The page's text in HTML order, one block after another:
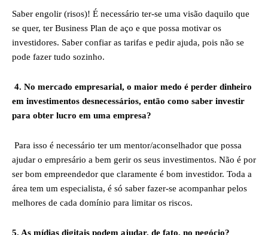
Saber engolir (risos)! É necessário ter-se uma visão daquilo que
se quer, ter Business Plan de aço e que possa motivar os
investidores. Saber confiar as tarifas e pedir ajuda, pois não se
pode fazer tudo sozinho.
4. No mercado empresarial, o maior medo é perder dinheiro
em investimentos desnecessários, então como saber investir
para obter lucro em uma empresa?
Para isso é necessário ter um mentor/aconselhador que possa
ajudar o empresário a bem gerir os seus investimentos. Não é por
ser bom empreendedor que claramente é bom investidor. Toda a
área tem um especialista, é só saber fazer-se acompanhar pelos
melhores de cada domínio para limitar os riscos.
5. As mídias digitais podem ajudar, de fato, no negócio?